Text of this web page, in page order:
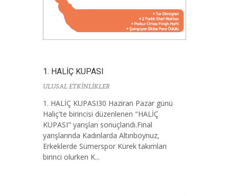
1. HALİÇ KUPASI
ULUSAL ETKİNLİKLER
1. HALİÇ KUPASI30 Haziran Pazar günü
Haliç'te birincisi düzenlenen "HALİÇ
KUPASI" yarışları sonuçlandı.Final
yarışlarında Kadınlarda Altınboynuz,
Erkeklerde Sümerspor Kürek takımları
birinci olurken K...